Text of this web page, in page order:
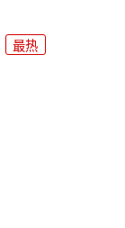
最热